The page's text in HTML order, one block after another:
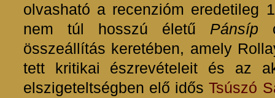
olvasható a recenzióm eredetileg
nem túl hosszú életű Pánsíp
összeállítás keretében, amely
tett kritikai észrevételeit és az
elszigeteltségben elő idősTsúszó